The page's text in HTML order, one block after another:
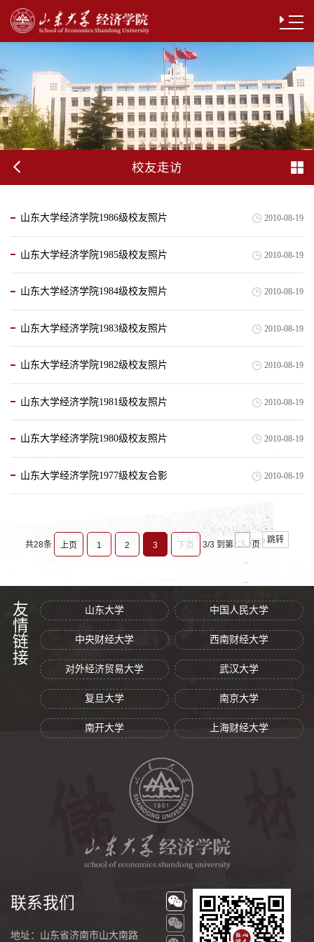
校友走访
山东大学经济学院1986级校友照片 2010-08-19
山东大学经济学院1985级校友照片 2010-08-19
山东大学经济学院1984级校友照片 2010-08-19
山东大学经济学院1983级校友照片 2010-08-19
山东大学经济学院1982级校友照片 2010-08-19
山东大学经济学院1981级校友照片 2010-08-19
山东大学经济学院1980级校友照片 2010-08-19
山东大学经济学院1977级校友合影 2010-08-19
共28条 上页 1 2 3 下页 3/3 到第 页
跳转
友情链接 山东大学 中国人民大学
中央财经大学 西南财经大学
对外经济贸易大学 武汉大学
复旦大学 南京大学
南开大学 上海财经大学
联系我们
地址：山东省济南市山大南路